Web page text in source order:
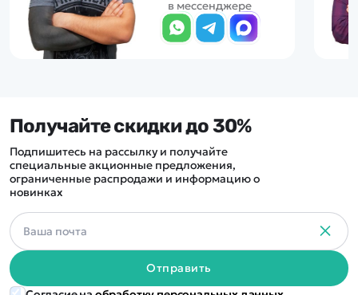
в мессенджере
Получайте скидки до 30%
Подпишитесь на рассылку и получайте
специальные акционные предложения,
ограниченные распродажи и информацию о
новинках
Отправить